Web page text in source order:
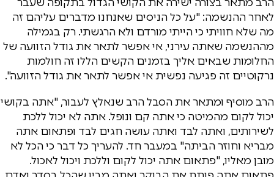
לאחר ההנשמה: "על כל הניסים שאנחנו מדברים עליהם זה
מה שלא חוויתי כי הייתי מורדם ולא הרגשתי. רק בגמילה
מההנשמה שאתה עירני, אי אפשר לתאר את גודל הזוועה של
החלומות שבאים אליך בזמנים הקשים הללו זה חולמות
נרקוטיים זה פגיעה נפשית אי אפשר לתאר את גודל הזוועה".
הרב מוסיף ומתאר את הסבל הרב שנאלץ לעבור, "אתה בקושי
יכול לקום מהמיטה כי אתה קם ונופל. אתה לא יכול ללכת
לשירותים, ואתה לבד ואתה עושה חגים לבד ופתאום אתה
מבריא וחוזר הביתה" במעבר חד. להעריך כל דבר כי הכל לא
מובן מאליו, "פתאום אתה יכול לקום וללכת ויכול לאכול.